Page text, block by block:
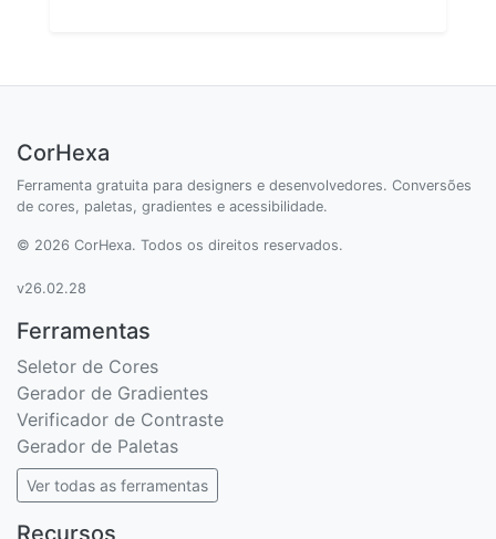
CorHexa
Ferramenta gratuita para designers e desenvolvedores. Conversões
de cores, paletas, gradientes e acessibilidade.
© 2026 CorHexa. Todos os direitos reservados.
v26.02.28
Ferramentas
Seletor de Cores
Gerador de Gradientes
Verificador de Contraste
Gerador de Paletas
Ver todas as ferramentas
Recursos